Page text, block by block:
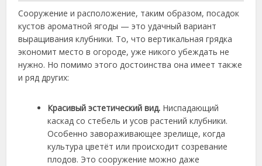
Сооружение и расположение, таким образом, посадок
кустов ароматной ягоды — это удачный вариант
выращивания клубники. То, что вертикальная грядка
экономит место в огороде, уже никого убеждать не
нужно. Но помимо этого достоинства она имеет также
и ряд других:
Красивый эстетический вид. Ниспадающий
каскад со стебель и усов растений клубники.
Особенно завораживающее зрелище, когда
культура цветёт или происходит созревание
плодов. Это сооружение можно даже